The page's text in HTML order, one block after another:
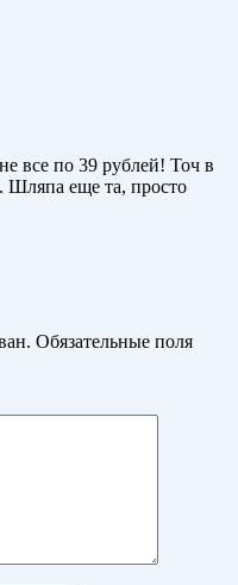
все по 39 рублей! Точ в
Шляпа еще та, просто
Обязательные поля